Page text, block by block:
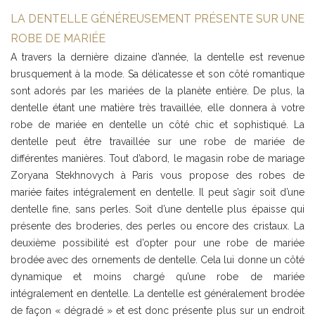
LA DENTELLE GÉNÉREUSEMENT PRÉSENTE SUR UNE
ROBE DE MARIÉE
A travers la dernière dizaine d’année, la dentelle est revenue
brusquement à la mode. Sa délicatesse et son côté romantique
sont adorés par les mariées de la planète entière. De plus, la
dentelle étant une matière très travaillée, elle donnera à votre
robe de mariée en dentelle un côté chic et sophistiqué. La
dentelle peut être travaillée sur une robe de mariée de
différentes manières. Tout d’abord, le magasin robe de mariage
Zoryana Stekhnovych à Paris vous propose des robes de
mariée faites intégralement en dentelle. Il peut s’agir soit d’une
dentelle fine, sans perles. Soit d’une dentelle plus épaisse qui
présente des broderies, des perles ou encore des cristaux. La
deuxième possibilité est d’opter pour une robe de mariée
brodée avec des ornements de dentelle. Cela lui donne un côté
dynamique et moins chargé qu’une robe de mariée
intégralement en dentelle. La dentelle est généralement brodée
de façon « dégradé » et est donc présente plus sur un endroit